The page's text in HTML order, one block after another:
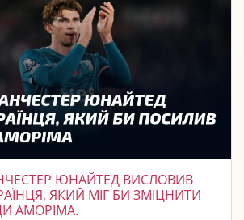
ЮНАЙТЕД ВИСЛОВИВ
ЯКИЙ МІГ БИ ЗМІЦНИТИ
АМОРІМА.